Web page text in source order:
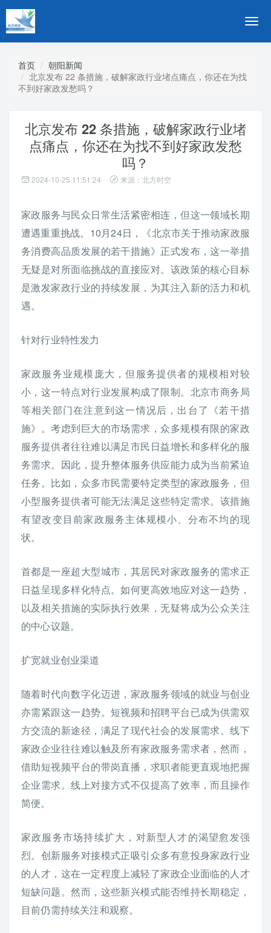
切
导
首页
朝阳新闻
北京发布 22 条措施，破解家政行业堵点痛点，你还在为找
不到好家政发愁吗？
北京发布 22 条措施，破解家政行业堵
点痛点，你还在为找不到好家政发愁
吗？
2024-10-25 11:51:24 来源：北方时空
家政服务与民众日常生活紧密相连，但这一领域长期
遭遇重重挑战。10月24日，《北京市关于推动家政服
务消费高品质发展的若干措施》正式发布，这一举措
无疑是对所面临挑战的直接应对。该政策的核心目标
是激发家政行业的持续发展，为其注入新的活力和机
遇。
针对行业特性发力
家政服务业规模庞大，但服务提供者的规模相对较
小，这一特点对行业发展构成了限制。北京市商务局
等相关部门在注意到这一情况后，出台了《若干措
施》。考虑到巨大的市场需求，众多规模有限的家政
服务提供者往往难以满足市民日益增长和多样化的服
务需求。因此，提升整体服务供应能力成为当前紧迫
任务。比如，众多市民需要特定类型的家政服务，但
小型服务提供者可能无法满足这些特定需求。该措施
有望改变目前家政服务主体规模小、分布不均的现
状。
首都是一座超大型城市，其居民对家政服务的需求正
日益呈现多样化特点。如何更高效地应对这一趋势，
以及相关措施的实际执行效果，无疑将成为公众关注
的中心议题。
扩宽就业创业渠道
随着时代向数字化迈进，家政服务领域的就业与创业
亦需紧跟这一趋势。短视频和招聘平台已成为供需双
方交流的新途径，满足了现代社会的发展需求。线下
家政企业往往难以触及所有家政服务需求者，然而，
借助短视频平台的带岗直播，求职者能更直观地把握
企业需求。线上对接方式不仅提高了效率，而且操作
简便。
家政服务市场持续扩大，对新型人才的渴望愈发强
烈。创新服务对接模式正吸引众多有意投身家政行业
的人才，这在一定程度上减轻了家政企业面临的人才
短缺问题。然而，这些新兴模式能否维持长期稳定，
目前仍需持续关注和观察。